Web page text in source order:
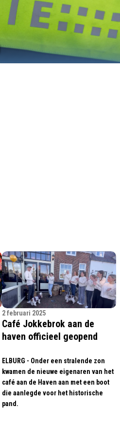
2 februari 2025
Café Jokkebrok aan de
haven officieel geopend
ELBURG - Onder een stralende zon
kwamen de nieuwe eigenaren van het
café aan de Haven aan met een boot
die aanlegde voor het historische
pand.